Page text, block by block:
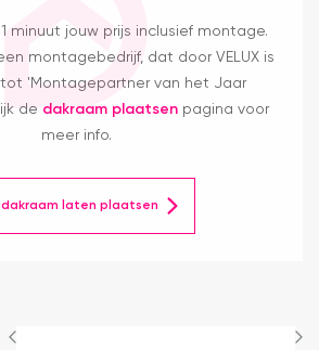
minuut jouw prijs inclusief montage.
montagebedrijf, dat door VELUX is
'Montagepartner van het Jaar
de dakraam plaatsen pagina voor
meer info.
dakraam laten plaatsen